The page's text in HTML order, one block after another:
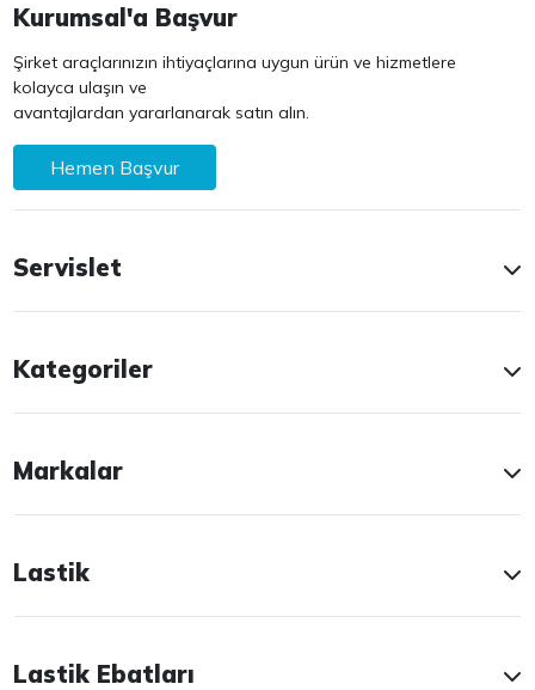
Kurumsal'a Başvur
Şirket araçlarınızın ihtiyaçlarına uygun ürün ve hizmetlere
kolayca ulaşın ve
avantajlardan yararlanarak satın alın.
Hemen Başvur
Servislet
Kategoriler
Markalar
Lastik
Lastik Ebatları